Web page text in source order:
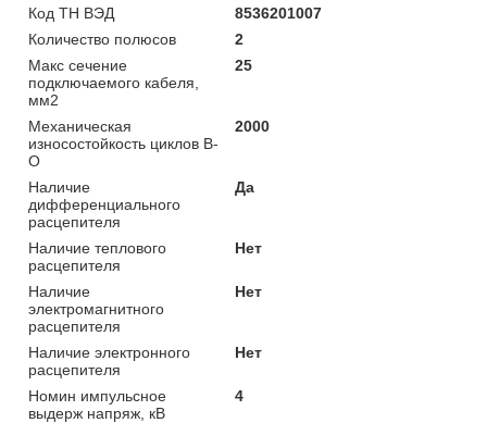
Код ТН ВЭД
8536201007
Количество полюсов
2
Макс сечение
подключаемого кабеля,
мм2
25
Механическая
износостойкость циклов В-
О
2000
Наличие
дифференциального
расцепителя
Да
Наличие теплового
расцепителя
Нет
Наличие
электромагнитного
расцепителя
Нет
Наличие электронного
расцепителя
Нет
Номин импульсное
выдерж напряж, кВ
4